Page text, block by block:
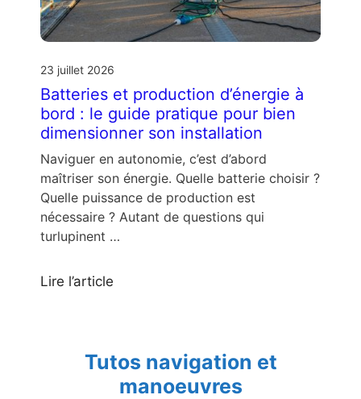
23 juillet 2026
Batteries et production d’énergie à
bord : le guide pratique pour bien
dimensionner son installation
Naviguer en autonomie, c’est d’abord
maîtriser son énergie. Quelle batterie choisir ?
Quelle puissance de production est
nécessaire ? Autant de questions qui
turlupinent …
Lire l’article
Tutos navigation et
manoeuvres